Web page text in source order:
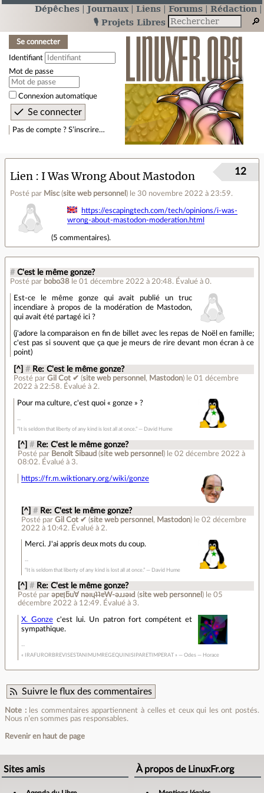
Dépêches Journaux Liens Forums
Rédaction
🎙️ Projets Libres
Se connecter
Identifiant
Mot de passe
Connexion automatique
Pas de compte ? S’inscrire…
Lien I Was Wrong About Mastodon
Posté par Misc(site web personnel ) le 30 novembre 2022 à 23:59.
12
https://escapingtech.com/tech/opinions/i-was-
wrong-about-mastodon-moderation.html
(5 commentaires).
# C'est le même gonze?
Posté par bobo38 le 01 décembre 2022 à 20:48. Évalué à 0.
Est-ce le même gonze qui avait publié un truc
incendiare à propos de la modération de Mastodon,
qui avait été partagé ici ?
(j'adore la comparaison en fin de billet avec les repas de Noël en famille;
c'est pas si souvent que ça que je meurs de rire devant mon écran à ce
point)
[^] # Re: C'est le même gonze?
Posté parGil Cot ✔ (site web personnel , Mastodon) le 01 décembre
2022 à 22:58. Évalué à 2.
Pour ma culture, c'est quoi « gonze » ?
“It is seldom that liberty of any kind is lost all at once.” ― David Hume
[^] # Re: C'est le même gonze?
Posté par Benoît Sibaud (site web personnel ) le 02 décembre 2022 à
08:02. Évalué à 3.
https://fr.m.wiktionary.org/wiki/gonze
[^] # Re: C'est le même gonze?
Posté parGil Cot ✔ (site web personnel , Mastodon) le 02 décembre
2022 à 10:42. Évalué à 2.
Merci. J'ai appris deux mots du coup.
“It is seldom that liberty of any kind is lost all at once.” ― David Hume
[^] # Re: C'est le même gonze?
Posté par ǝpɐןƃu∀ nǝıɥʇʇɐW-ǝɹɹǝıԀ (site web personnel ) le 05
décembre 2022 à 12:49. Évalué à 3.
X. Gonzec'est lui. Un patron fort compétent et
sympathique.
« IRAFURORBREVISESTANIMUMREGEQUINISIPARETIMPERAT » — Odes — Horace
Suivre le flux des commentaires
Note :les commentaires appartiennent à celles et ceux qui les ont postés.
Nous n’en sommes pas responsables.
Revenir en haut de page
Sites amis À propos de LinuxFr.org